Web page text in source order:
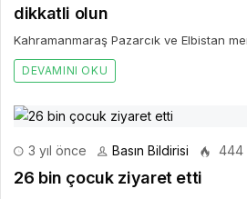
dikkatli olun
Kahramanmaraş Pazarcık ve Elbistan
DEVAMINI OKU
3 yıl önce Basın Bildirisi 444
26 bin çocuk ziyaret etti